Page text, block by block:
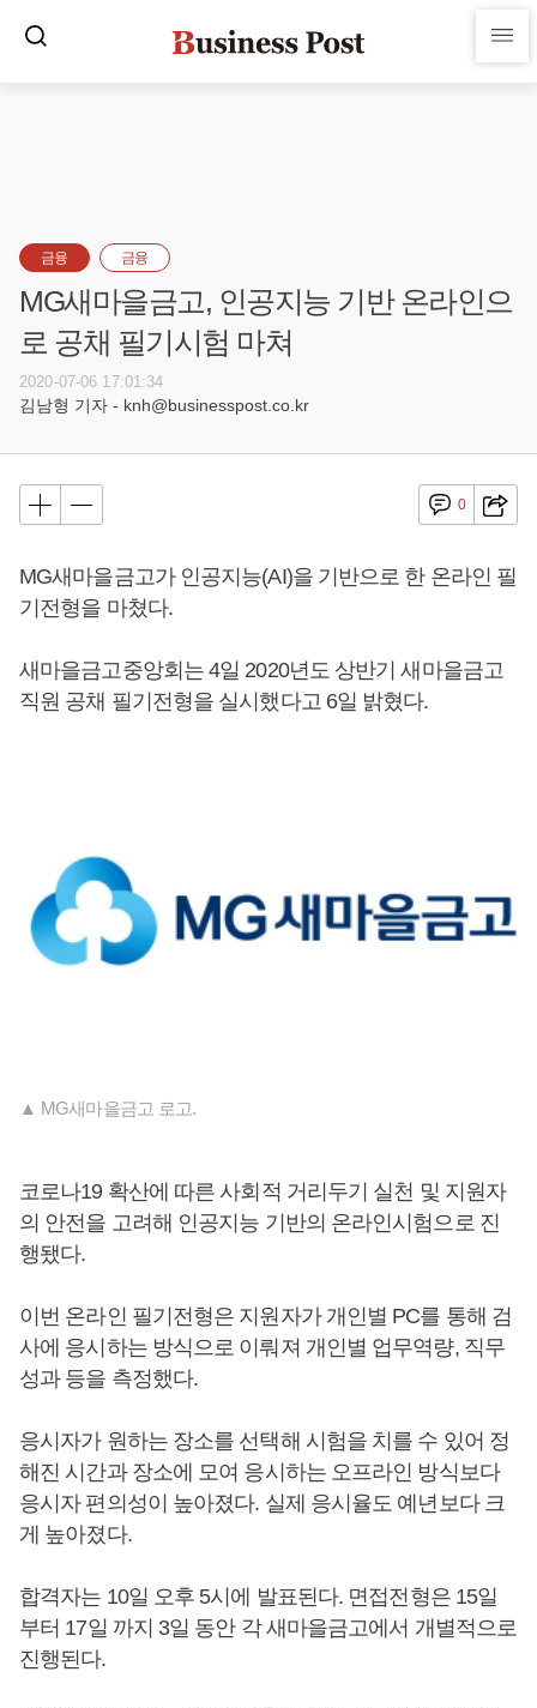
금융 금융
MG새마을금고, 인공지능 기반 온라인으
로 공채 필기시험 마쳐
2020-07-06 17:01:34
김남형 기자 - knh@businesspost.co.kr
0
MG새마을금고가 인공지능(AI)을 기반으로 한 온라인 필
기전형을 마쳤다.
새마을금고중앙회는 4일 2020년도 상반기 새마을금고
직원 공채 필기전형을 실시했다고 6일 밝혔다.
▲ MG새마을금고 로고.
코로나19 확산에 따른 사회적 거리두기 실천 및 지원자
의 안전을 고려해 인공지능 기반의 온라인시험으로 진
행됐다.
이번 온라인 필기전형은 지원자가 개인별 PC를 통해 검
사에 응시하는 방식으로 이뤄져 개인별 업무역량, 직무
성과 등을 측정했다.
응시자가 원하는 장소를 선택해 시험을 치를 수 있어 정
해진 시간과 장소에 모여 응시하는 오프라인 방식보다
응시자 편의성이 높아졌다. 실제 응시율도 예년보다 크
게 높아졌다.
합격자는 10일 오후 5시에 발표된다. 면접전형은 15일
부터 17일 까지 3일 동안 각 새마을금고에서 개별적으로
진행된다.